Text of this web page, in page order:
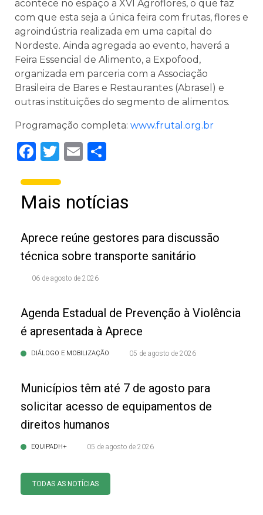
acontece no espaço a XVI Agroflores, o que faz
com que esta seja a única feira com frutas, flores e
agroindústria realizada em uma capital do
Nordeste. Ainda agregada ao evento, haverá a
Feira Essencial de Alimento, a Expofood,
organizada em parceria com a Associação
Brasileira de Bares e Restaurantes (Abrasel) e
outras instituições do segmento de alimentos.
Programação completa: www.frutal.org.br
Facebook
Twitter
Email
Mais notícias
Aprece reúne gestores para discussão
técnica sobre transporte sanitário
06 de agosto de 2026
Agenda Estadual de Prevenção à Violência
é apresentada à Aprece
DIÁLOGO E MOBILIZAÇÃO 05 de agosto de 2026
Municípios têm até 7 de agosto para
solicitar acesso de equipamentos de
direitos humanos
EQUIPADH+ 05 de agosto de 2026
TODAS AS NOTÍCIAS